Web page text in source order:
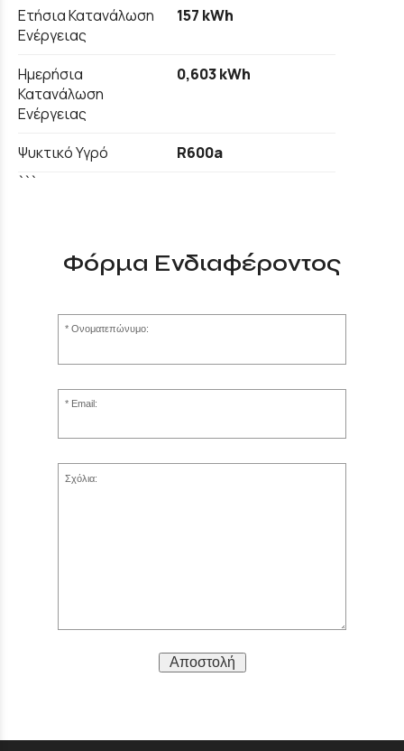
Ετήσια Κατανάλωση
Ενέργειας
157 kWh
Ημερήσια
Κατανάλωση
Ενέργειας
0,603 kWh
Ψυκτικό Υγρό R600a
```
Φόρμα Ενδιαφέροντος
Ονοματεπώνυμο:
Email:
Σχόλια:
Αποστολή